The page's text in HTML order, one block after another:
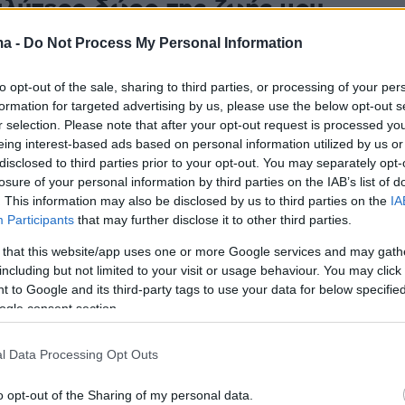
- Do Not Process My Personal Information
opt-out of the sale, sharing to third parties, or processing of your
for targeted advertising by us, please use the below opt-out
selection. Please note that after your opt-out request is processed
interest-based ads based on personal information utilized by us
to third parties prior to your opt-out. You may separately
of your personal information by third parties on the IAB’s list of
This information may also be disclosed by us to third parties on the
Participants that may further disclose it to other third parties.
that this website/app uses one or more Google services and may
but not limited to your visit or usage behaviour. You may
to Google and its third-party tags to use your data for below
consent section.
Data Processing Opt Outs
opt-out of the Sharing of my personal data.
δώρο της ζωής μου
της απλά δεν περιγράφεται με λέξεις, σχολίασε ο
γονείς Μαριαλένα Ρουμελιώτη
Κατσούλης: «25 ώρες
με όλη μου την ψυχή για να σε
κόσμο όπως είχα
τους
49